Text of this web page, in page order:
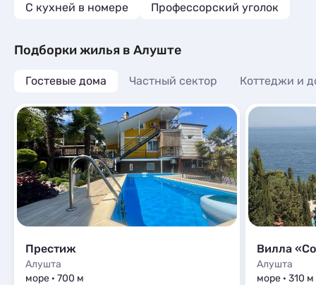
C кухней в номере
Профессорский уголок
Подборки жилья в Алуште
Гостевые дома Частный сектор Коттеджи и
Престиж
Алушта
море · 700 м
Вилла
Алушта
море · 310 м